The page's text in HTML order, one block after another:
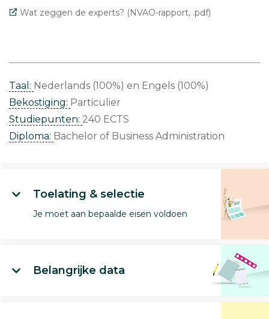
Wat zeggen de experts? (NVAO-rapport, .pdf)
Taal: Nederlands (100%)
Engels (100%)
Bekostiging: Particulier
Studiepunten: 240 ECTS
Diploma: Bachelor of Business Administration
Toelating & selectie
Je moet aan bepaalde eisen voldoen
Belangrijke data